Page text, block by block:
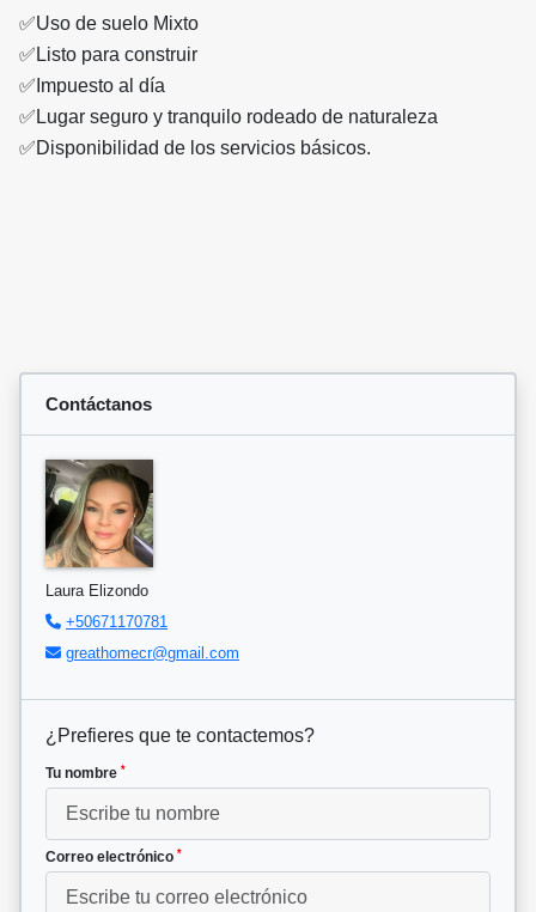
✅Uso de suelo Mixto
✅Listo para construir
✅Impuesto al día
✅Lugar seguro y tranquilo rodeado de naturaleza
✅Disponibilidad de los servicios básicos.
Contáctanos
Laura Elizondo
+50671170781
greathomecr@gmail.com
¿Prefieres que te contactemos?
Tu nombre *
Correo electrónico *